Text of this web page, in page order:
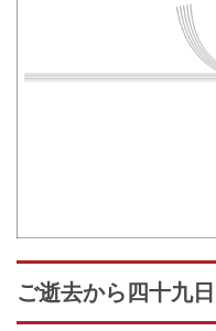
ご逝去から四十九